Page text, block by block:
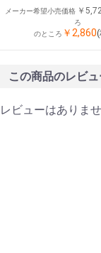
メーカー希望小売価格 ￥
ろ
のところ ￥2,860
この商品のレビ
レビューはありませ